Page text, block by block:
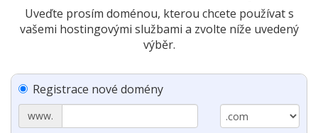
Uveďte prosím doménou, kterou chcete používat s
vašemi hostingovými službami a zvolte níže uvedený
výběr.
Registrace nové domény
www.